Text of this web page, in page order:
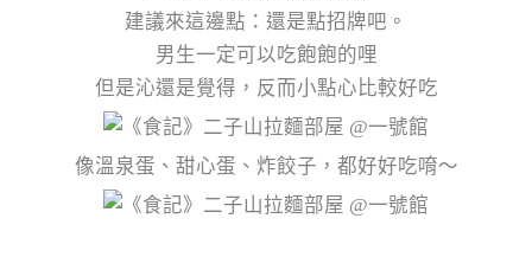
建議來這邊點：還是點招牌吧。
男生一定可以吃飽飽的哩
但是沁還是覺得，反而小點心比較好吃
像溫泉蛋、甜心蛋、炸餃子，都好好吃唷～